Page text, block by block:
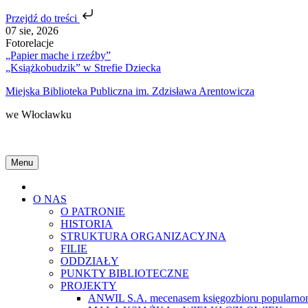
Przejdź do treści
Skip
to
content
07 sie, 2026
Fotorelacje
„Papier mache i rzeźby”
„Książkobudzik” w Strefie Dziecka
Miejska Biblioteka Publiczna im. Zdzisława Arentowicza
we Włocławku
Menu
O NAS
O PATRONIE
HISTORIA
STRUKTURA ORGANIZACYJNA
FILIE
ODDZIAŁY
PUNKTY BIBLIOTECZNE
PROJEKTY
ANWIL S.A. mecenasem księgozbioru